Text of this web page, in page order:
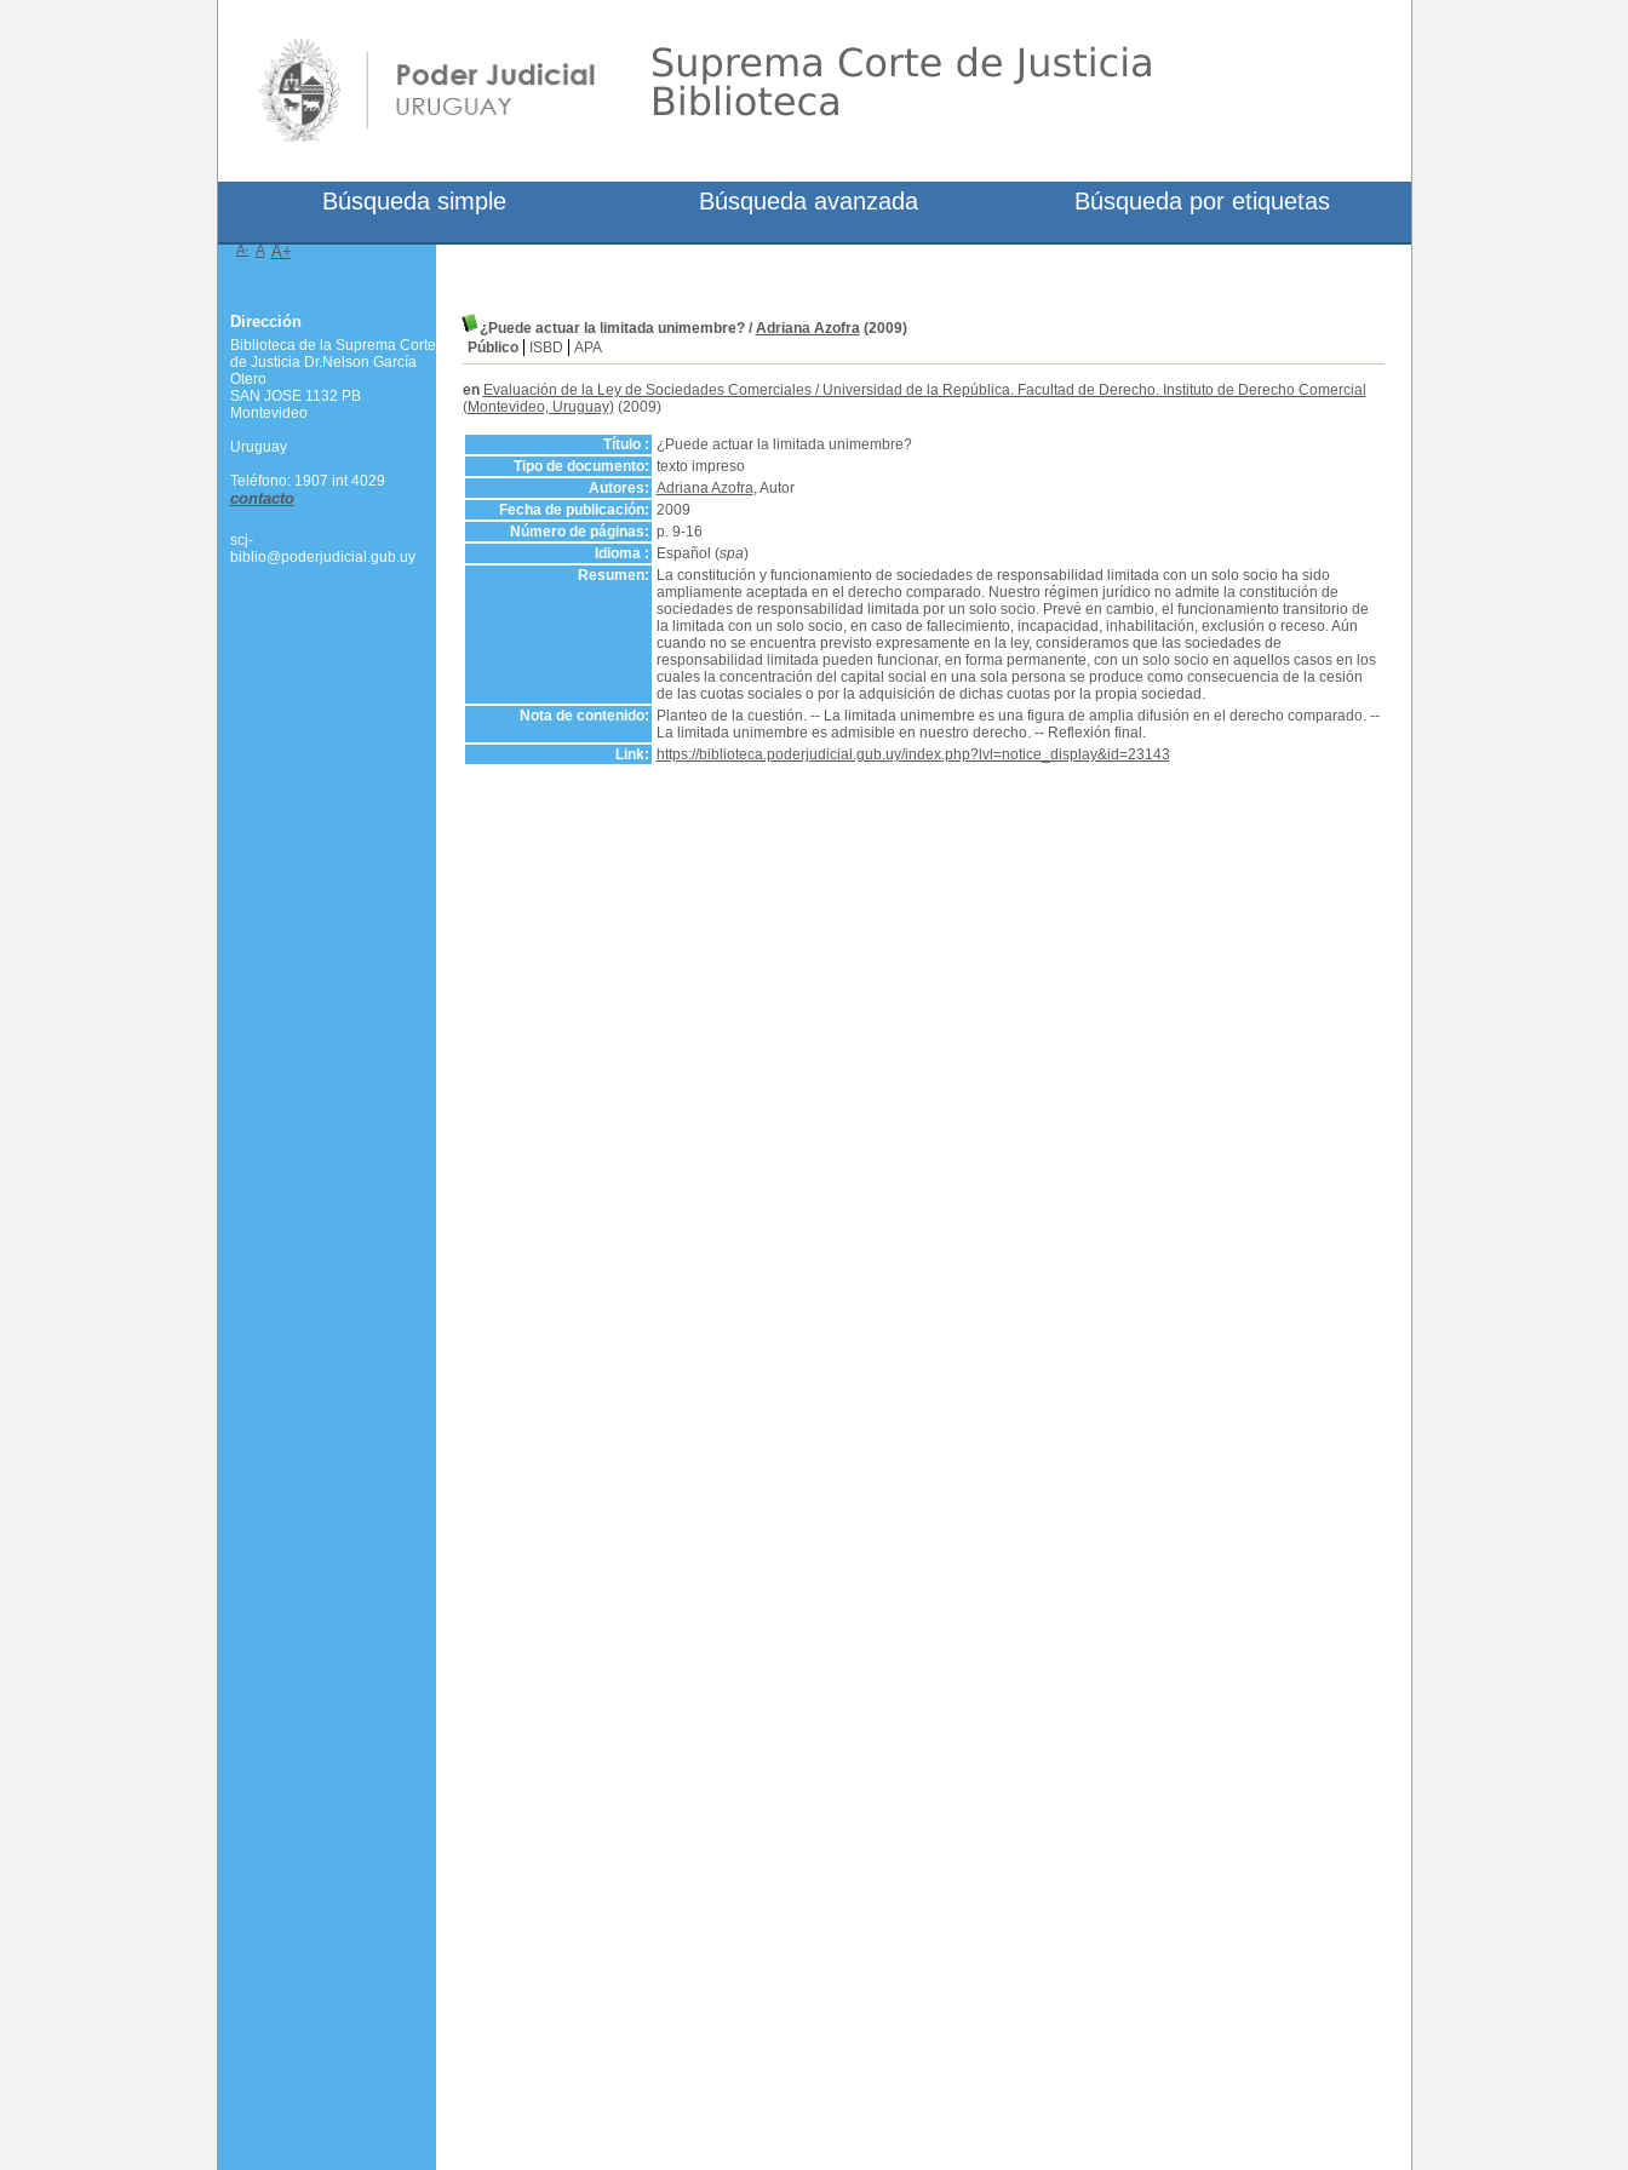
¿Puede actuar la limitada unimembre?/ Adriana Azofra(2009)
Público
ISBD APA
en Evaluación de la Ley de Sociedades Comerciales/ Universidad de la República. Facultad de Derecho. Instituto de Derecho Comercial
(Montevideo, Uruguay)(2009)
Título : ¿Puede actuar la limitada unimembre?
Tipo de documento: texto impreso
Autores: Adriana Azofra, Autor
Fecha de publicación: 2009
Número de páginas: p. 9-16
Idioma :
Español (spa)
Resumen:
La constitución y funcionamiento de sociedades de responsabilidad limitada con un solo socio ha sido
ampliamente aceptada en el derecho comparado. Nuestro régimen jurídico no admite la constitución de
sociedades de responsabilidad limitada por un solo socio. Prevé en cambio, el funcionamiento transitorio de
la limitada con un solo socio, en caso de fallecimiento, incapacidad, inhabilitación, exclusión o receso. Aún
cuando no se encuentra previsto expresamente en la ley, consideramos que las sociedades de
responsabilidad limitada pueden funcionar, en forma permanente, con un solo socio en aquellos casos en los
cuales la concentración del capital social en una sola persona se produce como consecuencia de la cesión
de las cuotas sociales o por la adquisición de dichas cuotas por la propia sociedad.
Nota de contenido:
Planteo de la cuestión. -- La limitada unimembre es una figura de amplia difusión en el derecho comparado. --
La limitada unimembre es admisible en nuestro derecho. -- Reflexión final.
Link:
https://biblioteca.poderjudicial.gub.uy/index.php?lvl=notice_display&id=23143
Búsqueda simple Búsqueda avanzada Búsqueda por etiquetas
A- A A+
Dirección
Biblioteca de la Suprema Corte
de Justicia Dr.Nelson García
Otero
SAN JOSE 1132 PB
Montevideo
Uruguay
Teléfono: 1907 int 4029
contacto
scj-
biblio@poderjudicial.gub.uy